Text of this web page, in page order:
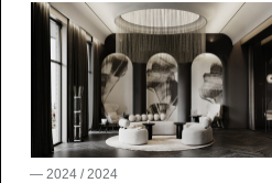
— 2024 / 2024